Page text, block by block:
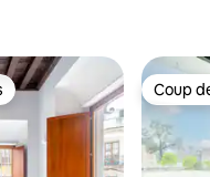
Coup
Coup